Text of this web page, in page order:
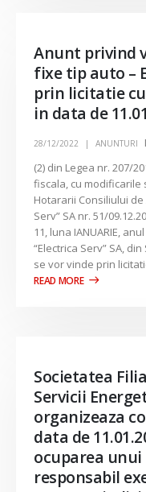
Anunt privind
fixe tip auto –
prin licitatie
in data de
28/12/2022 ANUNTURI
(2) din Legea nr. 207/
fiscala, cu modificarile
Hotararii Consiliului de
Serv” SA nr. 51/
11, luna IANUARIE,
“Electrica Serv” SA,
se vor vinde prin
Societatea
Servicii
organizeaza
data de
ocuparea
responsabil